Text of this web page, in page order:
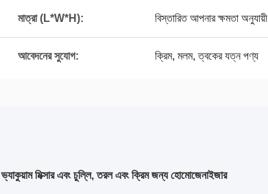
মাত্রা (L*W*H): বিস্তারিত আপনার ক্ষমতা অনুযায়ী
আবেদনের সুযোগ: ক্রিম, মলম, ত্বকের যত্ন পণ্য
ভ্যাকুয়াম মিক্সার এবং চুল্লি, তরল এবং ক্রিম জন্য হোমোজেনাইজার